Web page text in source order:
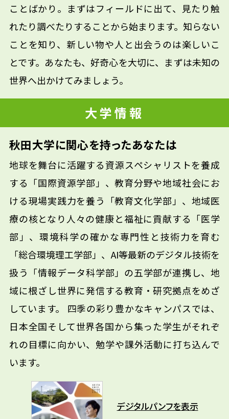
ことばかり。まずはフィールドに出て、見たり触
れたり調べたりすることから始まります。知らない
ことを知り、新しい物や人と出会うのは楽しいこ
とです。あなたも、好奇心を大切に、まずは未知の
世界へ出かけてみましょう。
大学情報
秋田大学に関心を持ったあなたは
地球を舞台に活躍する資源スペシャリストを養成
する「国際資源学部」、教育分野や地域社会にお
ける現場実践力を養う「教育文化学部」、地域医
療の核となり人々の健康と福祉に貢献する「医学
部」、環境科学の確かな専門性と技術力を育む
「総合環境理工学部」、AI等最新のデジタル技術を
扱う「情報データ科学部」の五学部が連携し、地
域に根ざし世界に発信する教育・研究拠点をめざ
しています。 四季の彩り豊かなキャンパスでは、
日本全国そして世界各国から集った学生がそれぞ
れの目標に向かい、勉学や課外活動に打ち込んで
います。
デジタルパンフを表示